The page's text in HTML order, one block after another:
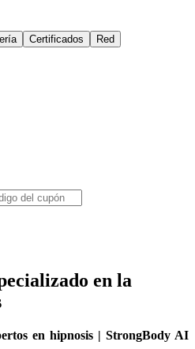
Certificados Red
en la
en hipnosis | StrongBody AI